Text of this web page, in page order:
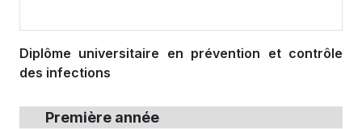
Diplôme universitaire en prévention et contrôle
des infections
Première année